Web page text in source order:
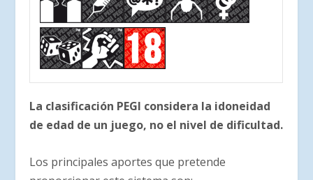
La clasificación PEGI considera la idoneidad
de edad de un juego, no el nivel de dificultad.
Los principales aportes que pretende